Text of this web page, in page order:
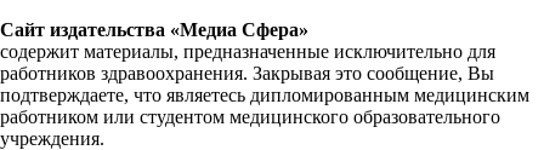
Сайт издательства «Медиа Сфера»
содержит материалы, предназначенные исключительно для
работников здравоохранения. Закрывая это сообщение, Вы
подтверждаете, что являетесь дипломированным медицинским
работником или студентом медицинского образовательного
учреждения.